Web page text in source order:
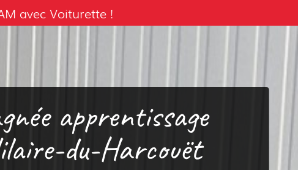
avec Voiturette !
apprentissage
du-Harcouët